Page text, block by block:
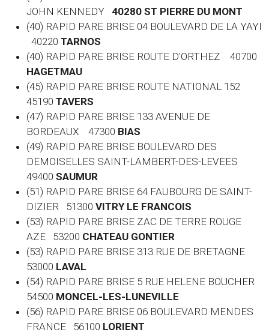
JOHN KENNEDY
40280 ST PIERRE DU MONT
(40) RAPID PARE BRISE 04 BOULEVARD DE LA YAYI
40220 TARNOS
(40) RAPID PARE BRISE ROUTE D'ORTHEZ 40700
HAGETMAU
(45) RAPID PARE BRISE ROUTE NATIONAL 152
45190 TAVERS
(47) RAPID PARE BRISE 133 AVENUE DE
BORDEAUX 47300 BIAS
(49) RAPID PARE BRISE BOULEVARD DES
DEMOISELLES SAINT-LAMBERT-DES-LEVEES
49400 SAUMUR
(51) RAPID PARE BRISE 64 FAUBOURG DE SAINT-
DIZIER 51300 VITRY LE FRANCOIS
(53) RAPID PARE BRISE ZAC DE TERRE ROUGE
AZE 53200 CHATEAU GONTIER
(53) RAPID PARE BRISE 313 RUE DE BRETAGNE
53000 LAVAL
(54) RAPID PARE BRISE 5 RUE HELENE BOUCHER
54500 MONCEL-LES-LUNEVILLE
(56) RAPID PARE BRISE 06 BOULEVARD MENDES
FRANCE 56100 LORIENT